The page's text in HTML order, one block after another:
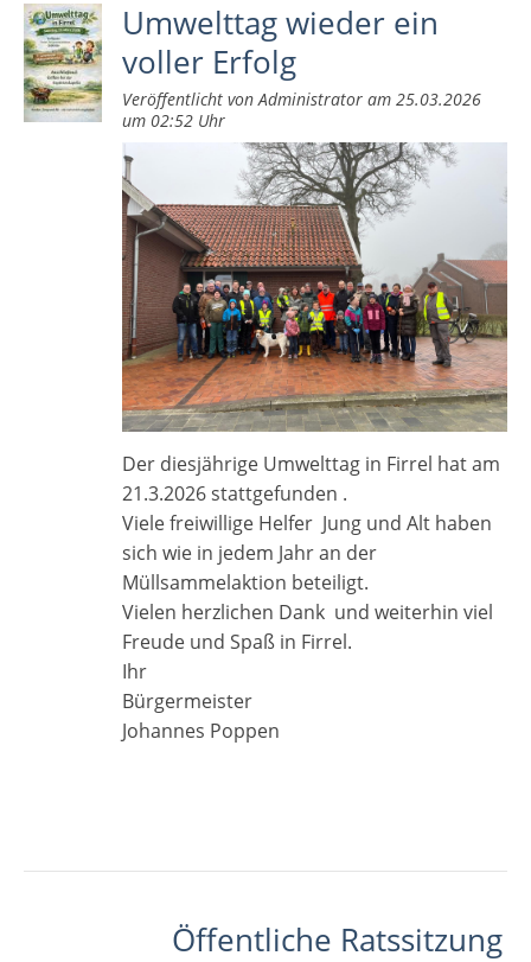
Umwelttag wieder ein
voller Erfolg
Veröffentlicht von Administrator am 25.03.2026
um 02:52 Uhr
Der diesjährige Umwelttag in Firrel hat am
21.3.2026 stattgefunden .
Viele freiwillige Helfer Jung und Alt haben
sich wie in jedem Jahr an der
Müllsammelaktion beteiligt.
Vielen herzlichen Dank und weiterhin viel
Freude und Spaß in Firrel.
Ihr
Bürgermeister
Johannes Poppen
Öffentliche Ratssitzung